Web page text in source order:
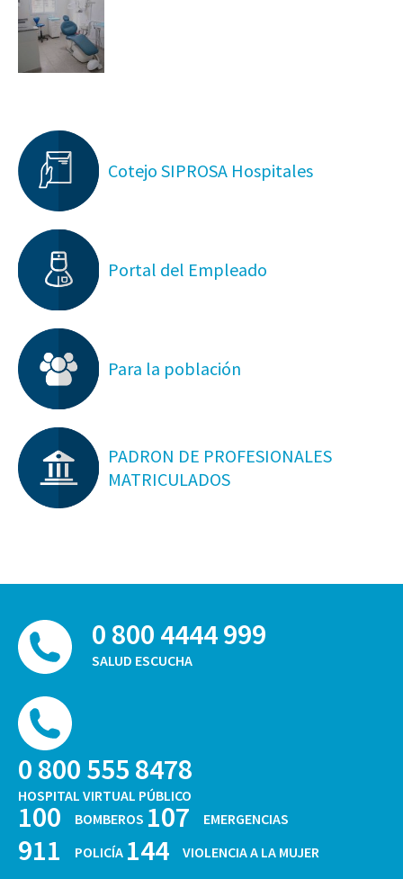
Cotejo SIPROSA Hospitales
Portal del Empleado
Para la población
PADRON DE PROFESIONALES
MATRICULADOS
0 800 4444 999
SALUD ESCUCHA
0 800 555 8478
HOSPITAL VIRTUAL PÚBLICO
100 BOMBEROS 107 EMERGENCIAS
911 POLICÍA 144 VIOLENCIA A LA MUJER